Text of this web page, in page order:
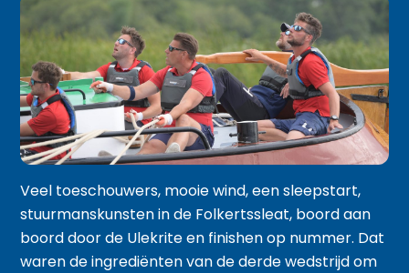
Veel toeschouwers, mooie wind, een sleepstart,
stuurmanskunsten in de Folkertssleat, boord aan
boord door de Ulekrite en finishen op nummer. Dat
waren de ingrediënten van de derde wedstrijd om